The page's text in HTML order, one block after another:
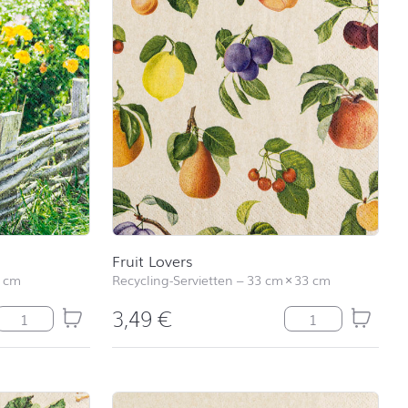
Menge
Fruit Lovers
Recycling-Servietten –33 cm×33 cm
3,49€ Fruit Lovers